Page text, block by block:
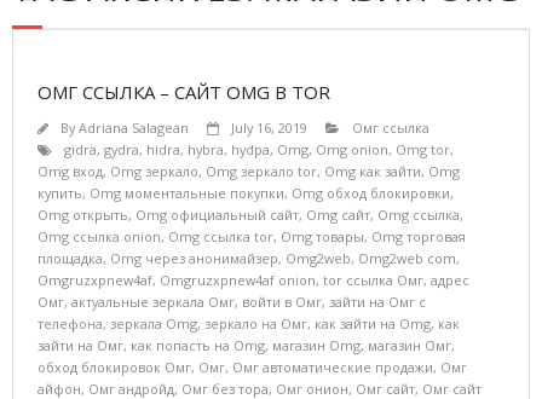
ОМГ ССЫЛКА – САЙТ OMG В TOR
ByAdriana Salagean July 16, 2019
Омг ссылка
gidra, gydra, hidra, hybra, hydpa, Omg, Omg onion, Omg tor,
Omg вход, Omg зеркало, Omg зеркало tor, Omg как зайти, Omg
купить, Omg моментальные покупки, Omg обход блокировки,
Omg открыть, Omg официальный сайт, Omg сайт, Omg ссылка,
Omg ссылка onion, Omg ссылка tor, Omg товары, Omg торговая
площадка, Omg через анонимайзер, Omg2web, Omg2web com,
Omgruzxpnew4af, Omgruzxpnew4af onion, tor ссылка Омг, адрес
Омг, актуальные зеркала Омг, войти в Омг, зайти на Омг с
телефона, зеркала Omg, зеркало на Омг, как зайти на Omg, как
зайти на Омг, как попасть на Omg, магазин Omg, магазин Омг,
обход блокировок Омг, Омг, Омг автоматические продажи, Омг
айфон, Омг андройд, Омг без тора, Омг онион, Омг сайт, Омг сайт